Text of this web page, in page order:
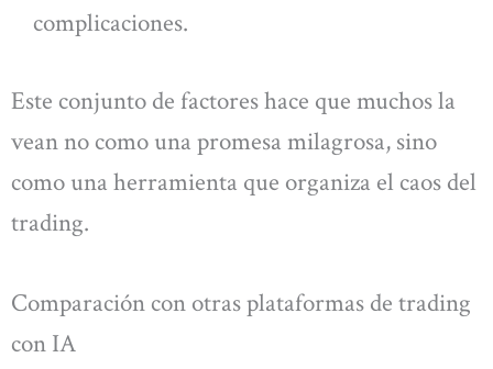
complicaciones.
Este conjunto de factores hace que muchos la
vean no como una promesa milagrosa, sino
como una herramienta que organiza el caos del
trading.
Comparación con otras plataformas de trading
con IA